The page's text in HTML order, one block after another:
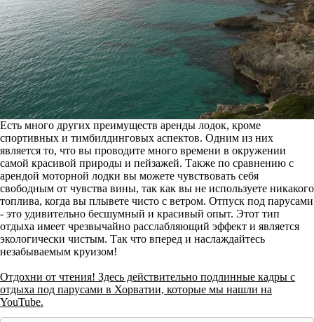
Есть много других преимуществ аренды лодок, кроме
спортивных и тимбилдинговых аспектов. Одним из них
является то, что вы проводите много времени в окружении
самой красивой природы и пейзажей. Также по сравнению с
арендой моторной лодки вы можете чувствовать себя
свободным от чувства вины, так как вы не используете никакого
топлива, когда вы плывете чисто с ветром. Отпуск под парусами
- это удивительно бесшумный и красивый опыт. Этот тип
отдыха имеет чрезвычайно расслабляющий эффект и является
экологически чистым. Так что вперед и наслаждайтесь
незабываемым круизом!
Отдохни от чтения! Здесь действительно подлинные кадры с
отдыха под парусами в Хорватии, которые мы нашли на
YouTube.